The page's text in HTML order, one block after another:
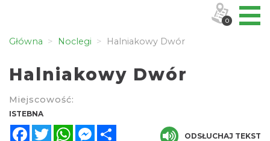
Główna Noclegi Halniakowy Dwór
Halniakowy Dwór
Miejscowość:
ISTEBNA
FacebookTwitterWhatsAppMessenger
ODSŁUCHAJ TEKST
0